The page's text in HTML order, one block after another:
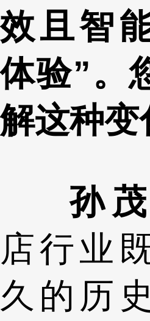
效且智
体验”。
解这种变
孙
店行业
久的历